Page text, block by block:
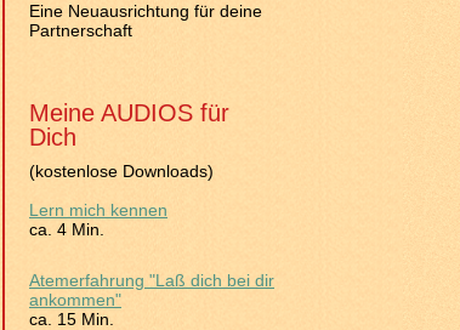
Eine Neuausrichtung für deine
Partnerschaft
Meine AUDIOS für
Dich
(kostenlose Downloads)
Lern mich kennen
ca. 4 Min.
Atemerfahrung "Laß dich bei dir
ankommen"
ca. 15 Min.